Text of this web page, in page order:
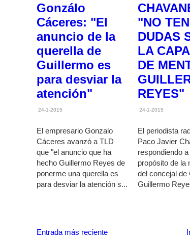
Gonzálo
Cáceres: "El
anuncio de la
querella de
Guillermo es
para desviar la
atención"
24-1-2015
El empresario Gonzalo
Cáceres avanzó a TLD
que "el anuncio que ha
hecho Guillermo Reyes de
ponerme una querella es
para desviar la atención s...
"NO
DUDAS
LA
DE
REYES"
24-1-2015
El periodista
Paco Javier
respondiendo
propósito de la
del concejal de
Guillermo
Entrada más reciente